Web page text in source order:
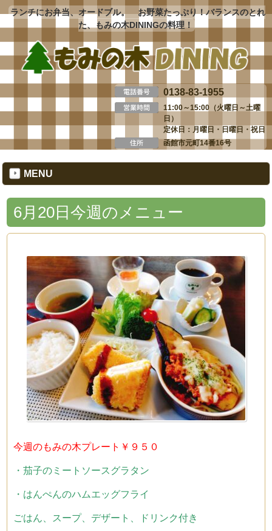
ランチにお弁当、オードブル。 お野菜たっぷり！バランスのとれ
た、もみの木DININGの料理！
0138-83-1955
11:00～15:00（火曜日～土曜
日）
定休日：月曜日・日曜日・祝日
函館市元町14番16号
MENU
6月20日今週のメニュー
今週のもみの木プレート￥９５０
・茄子のミートソースグラタン
・はんぺんのハムエッグフライ
ごはん、スープ、デザート、ドリンク付き